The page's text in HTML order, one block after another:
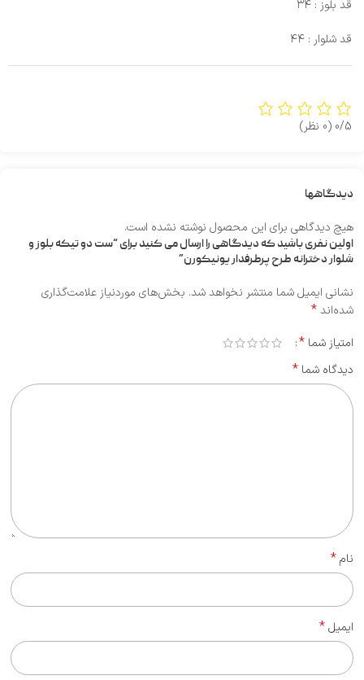
قد بلوز : ۳۴
قد شلوار : ۴۴
0/5 (0 نظر)
دیدگاهها
هیچ دیدگاهی برای این محصول نوشته نشده است.
اولین نفری باشید که دیدگاهی را ارسال می کنید برای “ست دو تیکه بلوز و
شلوار دخترانه طرح پرطرفدار یونیکورن”
نشانی ایمیل شما منتشر نخواهد شد. بخش‌های موردنیاز علامت‌گذاری
شده‌اند*
امتیاز شما *
دیدگاه شما *
نام*
ایمیل*